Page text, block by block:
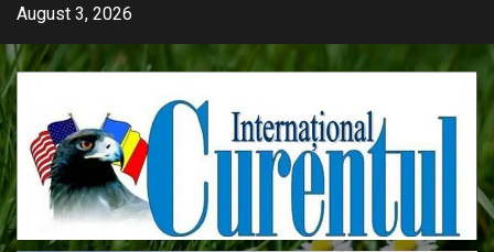
Skip
content
August 3, 2026